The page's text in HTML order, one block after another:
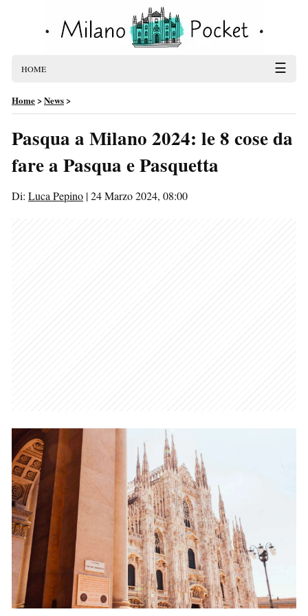
HOME ☰
Home>News>
Pasqua a Milano 2024: le 8 cose da
fare a Pasqua e Pasquetta
Di: Luca Pepino |24 Marzo 2024, 08:00